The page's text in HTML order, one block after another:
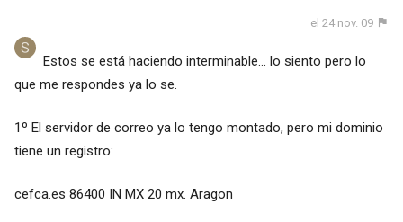
el 24 nov. 09
Estos se está haciendo interminable... lo siento pero lo
que me respondes ya lo se.
1º El servidor de correo ya lo tengo montado, pero mi dominio
tiene un registro:
cefca.es 86400 IN MX 20 mx. Aragon